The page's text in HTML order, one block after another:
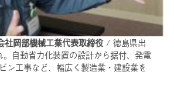
社岡部機械工業代表取締役/ 徳島県出
自動省力化装置の設計から据付、発電
ン工事など、幅広く製造業・建設業を